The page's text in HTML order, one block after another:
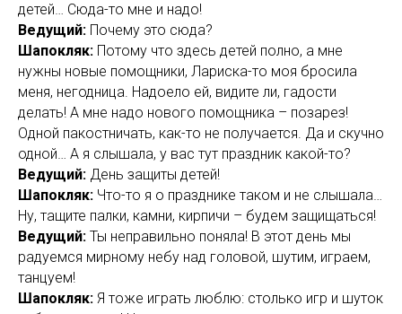
детей… Сюда-то мне и надо!
Ведущий: Почему это сюда?
Шапокляк: Потому что здесь детей полно, а мне
нужны новые помощники, Лариска-то моя бросила
меня, негодница. Надоело ей, видите ли, гадости
делать! А мне надо нового помощника – позарез!
Одной пакостничать, как-то не получается. Да и скучно
одной… А я слышала, у вас тут праздник какой-то?
Ведущий: День защиты детей!
Шапокляк: Что-то я о празднике таком и не слышала…
Ну, тащите палки, камни, кирпичи – будем защищаться!
Ведущий: Ты неправильно поняла! В этот день мы
радуемся мирному небу над головой, шутим, играем,
танцуем!
Шапокляк: Я тоже играть люблю: столько игр и шуток